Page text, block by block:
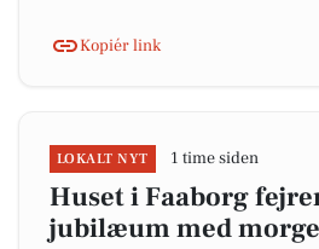
Kopiér link
LOKALT NYT 1 time siden
Huset i Faaborg
jubilæum med